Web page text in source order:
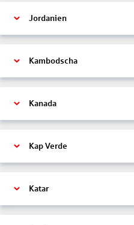
Jordanien
Kambodscha
Kanada
Kap Verde
Katar